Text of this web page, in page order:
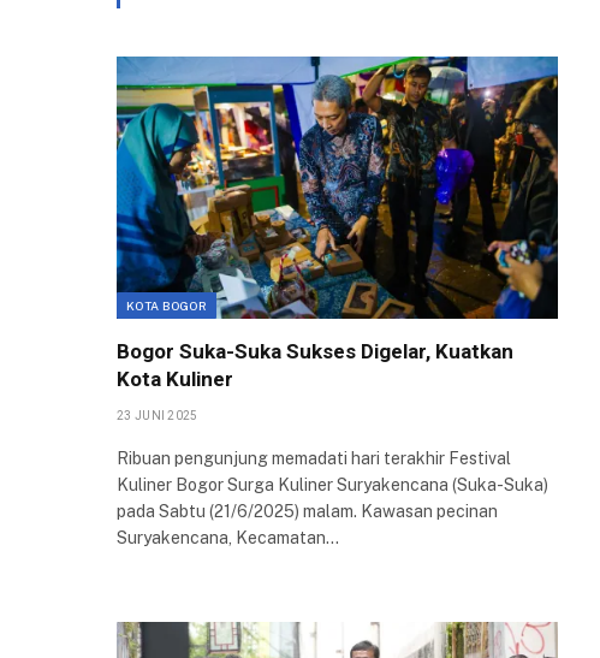
KOTA BOGOR
Bogor Suka-Suka Sukses Digelar, Kuatkan
Kota Kuliner
23 JUNI 2025
Ribuan pengunjung memadati hari terakhir Festival
Kuliner Bogor Surga Kuliner Suryakencana (Suka-Suka)
pada Sabtu (21/6/2025) malam. Kawasan pecinan
Suryakencana, Kecamatan…